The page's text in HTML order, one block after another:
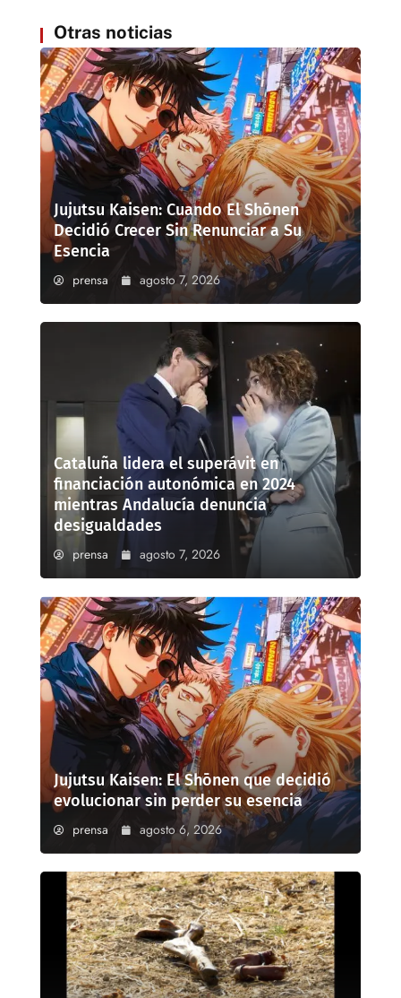
Otras noticias
Jujutsu Kaisen: Cuando El Shōnen
Decidió Crecer Sin Renunciar a Su
Esencia
prensa agosto 7, 2026
Cataluña lidera el superávit en
financiación autonómica en 2024
mientras Andalucía denuncia
desigualdades
prensa agosto 7, 2026
Jujutsu Kaisen: El Shōnen que decidió
evolucionar sin perder su esencia
prensa agosto 6, 2026